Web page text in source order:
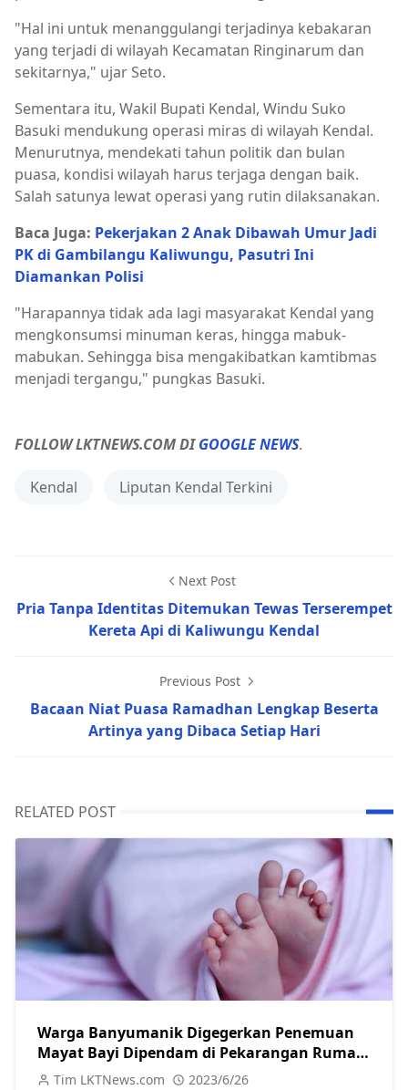
"Hal ini untuk menanggulangi terjadinya kebakaran
yang terjadi di wilayah Kecamatan Ringinarum dan
sekitarnya," ujar Seto.
Sementara itu, Wakil Bupati Kendal, Windu Suko
Basuki mendukung operasi miras di wilayah Kendal.
Menurutnya, mendekati tahun politik dan bulan
puasa, kondisi wilayah harus terjaga dengan baik.
Salah satunya lewat operasi yang rutin dilaksanakan.
Baca Juga: Pekerjakan 2 Anak Dibawah Umur Jadi
PK di Gambilangu Kaliwungu, Pasutri Ini
Diamankan Polisi
"Harapannya tidak ada lagi masyarakat Kendal yang
mengkonsumsi minuman keras, hingga mabuk-
mabukan. Sehingga bisa mengakibatkan kamtibmas
menjadi tergangu," pungkas Basuki.
FOLLOW LKTNEWS.COM DIGOOGLE NEWS.
Kendal Liputan Kendal Terkini
Next Post
Pria Tanpa Identitas Ditemukan Tewas Terserempet
Kereta Api di Kaliwungu Kendal
Previous Post
Bacaan Niat Puasa Ramadhan Lengkap Beserta
Artinya yang Dibaca Setiap Hari
RELATED POST
Warga Banyumanik Digegerkan Penemuan
Mayat Bayi Dipendam di Pekarangan Rumah,
Polisi Selidiki
Tim LKTNews.com 2023/6/26